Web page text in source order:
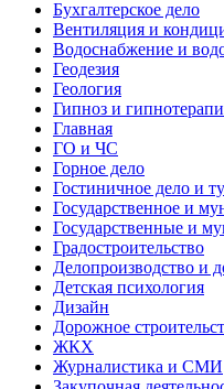
Бухгалтерское дело
Вентиляция и
Водоснабжение и
Геодезия
Геология
Гипноз и
Главная
ГО и ЧС
Горное дело
Гостиничное дело и
Государственное и
Государственные и
Градостроительство
Делопроизводство и
Детская психология
Дизайн
Дорожное
ЖКХ
Журналистика и СМИ